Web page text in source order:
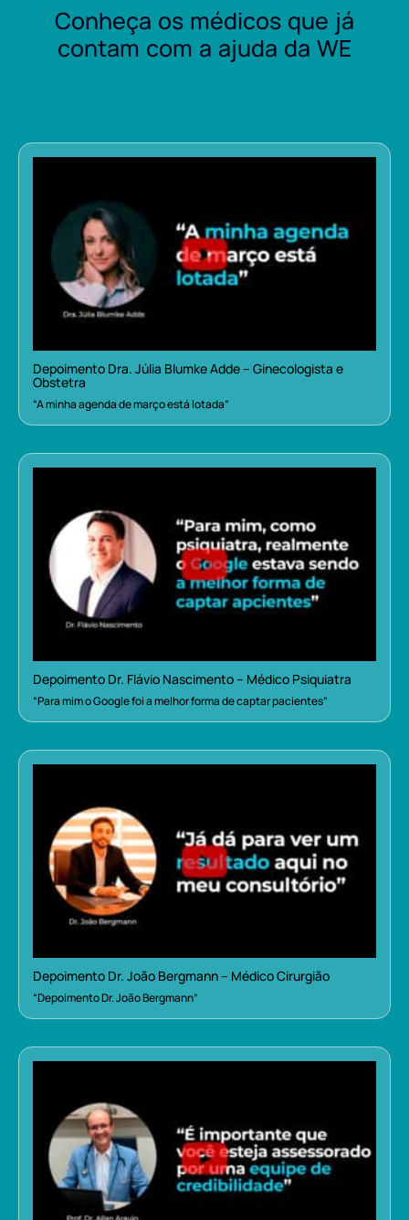
Conheça os médicos que já
contam com a ajuda da WE
Depoimento Dra. Júlia Blumke Adde – Ginecologista e
Obstetra
“A minha agenda de março está lotada”
Depoimento Dr. Flávio Nascimento – Médico Psiquiatra
“Para mim o Google foi a melhor forma de captar pacientes”
Depoimento Dr. João Bergmann – Médico Cirurgião
“Depoimento Dr. João Bergmann”